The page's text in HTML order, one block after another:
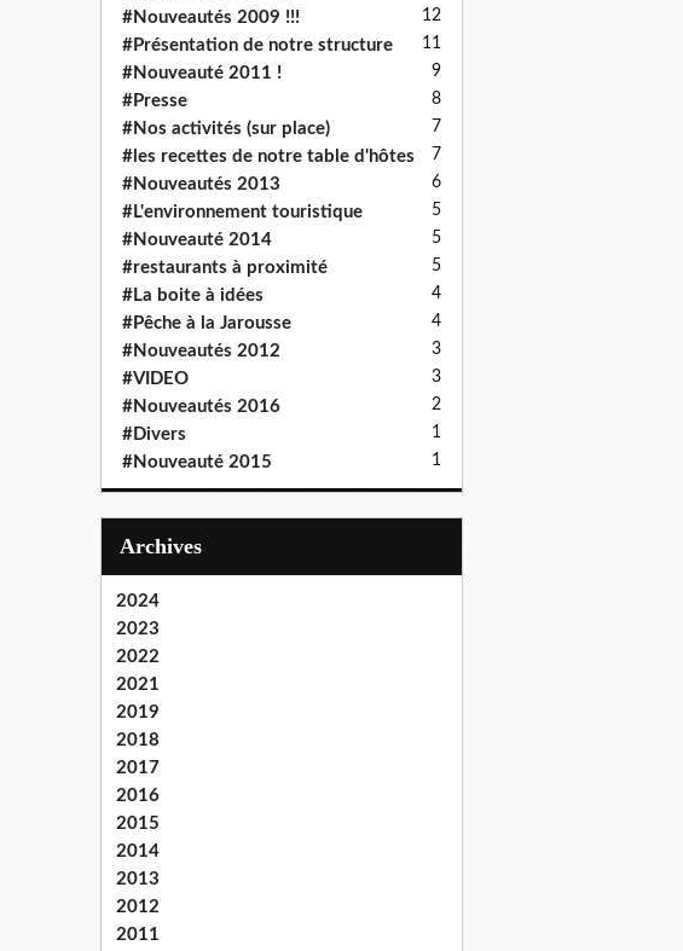
#Nouveautés 2009 !!! 12
#Présentation de notre structure 11
#Nouveauté 2011 ! 9
#Presse 8
#Nos activités (sur place) 7
#les recettes de notre table d'hôtes 7
#Nouveautés 2013 6
#L'environnement touristique 5
#Nouveauté 2014 5
#restaurants à proximité 5
#La boite à idées 4
#Pêche à la Jarousse 4
#Nouveautés 2012 3
#VIDEO 3
#Nouveautés 2016 2
#Divers 1
#Nouveauté 2015 1
Archives
2024
2023
2022
2021
2019
2018
2017
2016
2015
2014
2013
2012
2011